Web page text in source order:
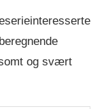
og svært